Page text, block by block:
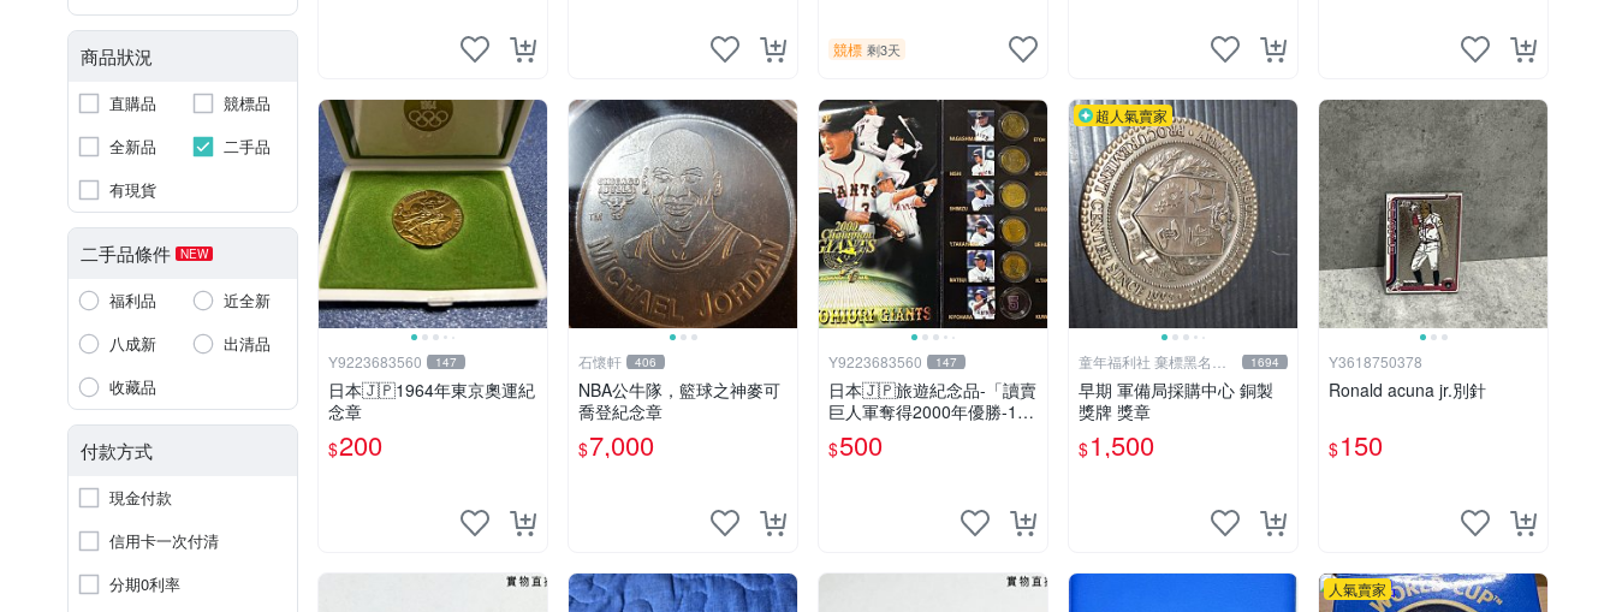
商品狀況
直購品
競標品
全新品
二手品
有現貨
二手品條件 NEW
福利品
近全新
八成新
出清品
收藏品
付款方式
現金付款
信用卡一次付清
分期0利率
競標 剩3天
Y9223683560 147
日本🇯🇵1964年東京奧運紀
念章
$200
石懷軒 406
NBA公牛隊，籃球之神麥可
喬登紀念章
$7,000
Y9223683560 147
日本🇯🇵旅遊紀念品-「讀賣
巨人軍奪得2000年優勝-12
位教練球員紀念徽章」
$500
超人氣賣家
童年福利社 棄標黑名單&
負評
1694
早期 軍備局採購中心 銅製
獎牌 獎章
$1,500
Y3618750378
Ronald acuna jr.別針
$150
人氣賣家